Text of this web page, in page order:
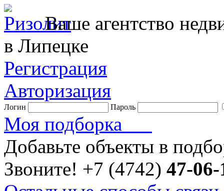
Ваше агентство
в Липецке
Регистрация
Авторизация
Логин Пароль
Моя подборка
Добавьте объекты в
Звоните! +7 (4742) 47-06-